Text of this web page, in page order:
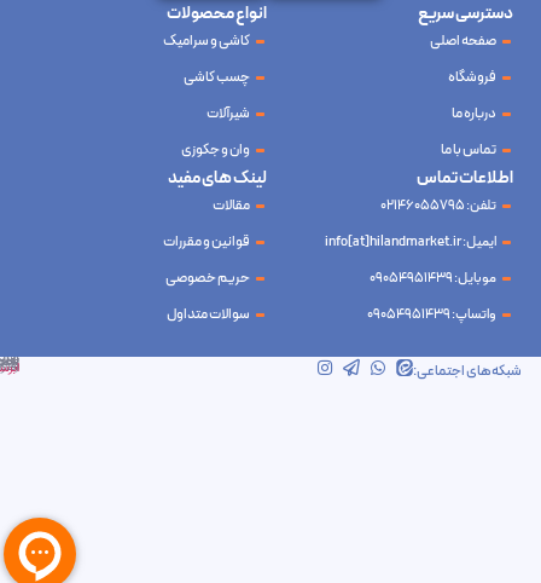
شبکه‌های اجتماعی: شرکت آینده نوین سام آسیا – طراحی و سئو
ابرسرور
دسترسی سریع
صفحه اصلی
فروشگاه
درباره ما
تماس با ما
انواع محصولات
کاشی و سرامیک
چسب کاشی
شیرآلات
وان و جکوزی
لینک های مفید
مقالات
قوانین و مقررات
حریم خصوصی
سوالات متداول
اطلاعات تماس
تلفن: 02146055795
ایمیل: info[at]hilandmarket.ir
موبایل: 09054951439
واتساپ: 09054951439